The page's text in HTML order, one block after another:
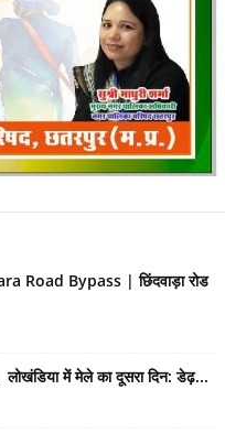
Bypass | छिंदवाड़ा रोड
में मेले का दूसरा दिन: डेढ़...